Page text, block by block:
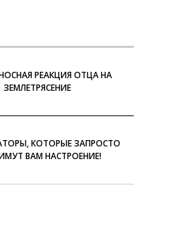
РЕАКЦИЯ ОТЦА НА
ЗЕМЛЕТРЯСЕНИЕ
КОТОРЫЕ ЗАПРОСТО
ВАМ НАСТРОЕНИЕ!